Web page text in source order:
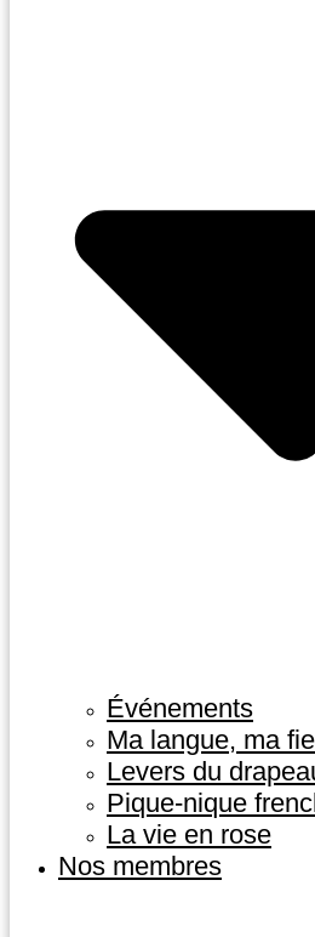
Événements
Ma langue, ma
Levers du
Pique-nique
La vie en rose
Nos membres